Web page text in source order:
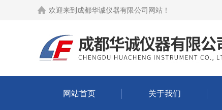
欢迎来到 成都华诚仪器有限公司网站 ！
网站首页 关于我们